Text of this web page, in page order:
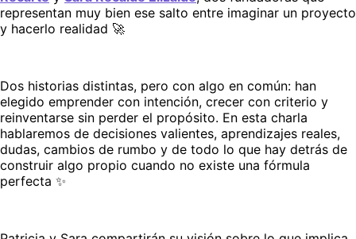
representan muy bien ese salto entre imaginar un proyecto
y hacerlo realidad 🚀
Dos historias distintas, pero con algo en común: han
elegido emprender con intención, crecer con criterio y
reinventarse sin perder el propósito. En esta charla
hablaremos de decisiones valientes, aprendizajes reales,
dudas, cambios de rumbo y de todo lo que hay detrás de
construir algo propio cuando no existe una fórmula
perfecta ✨